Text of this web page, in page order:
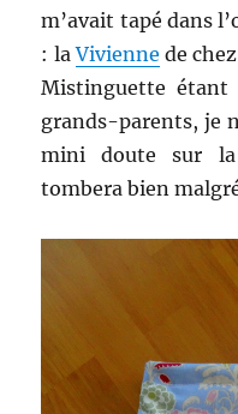
m’avait tapé dans
: laVivienne de
Mistinguette étant
grands-parents, je
mini doute sur la
tombera bien